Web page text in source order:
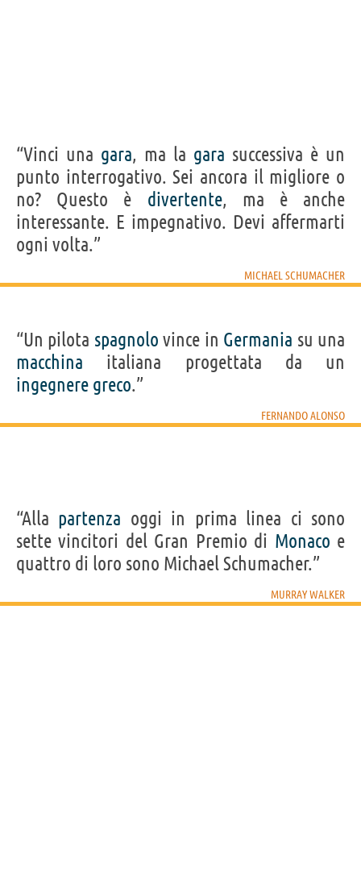
“Vinci una gara, ma la gara successiva è un
punto interrogativo. Sei ancora il migliore o
no? Questo è divertente, ma è anche
interessante. E impegnativo. Devi affermarti
ogni volta.”
MICHAEL SCHUMACHER
“Un pilota spagnolo vince in Germania su una
macchina italiana progettata da un
ingegnere greco.”
FERNANDO ALONSO
“Alla partenza oggi in prima linea ci sono
sette vincitori del Gran Premio di Monaco e
quattro di loro sono Michael Schumacher.”
MURRAY WALKER